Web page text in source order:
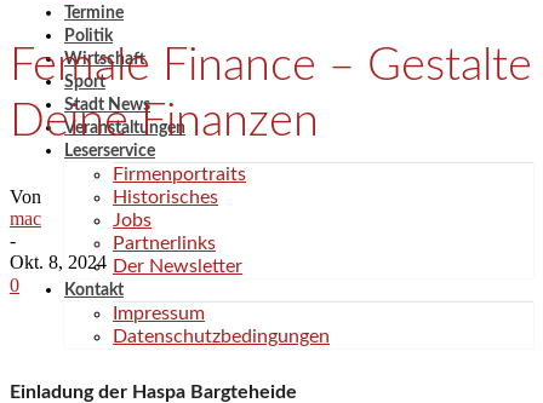
Termine
Politik
Wirtschaft
Sport
Stadt News
Veranstaltungen
Leserservice
Firmenportraits
Historisches
Jobs
Partnerlinks
Der Newsletter
Kontakt
Impressum
Datenschutzbedingungen
Female Finance – Gestalte
Deine Finanzen
Von
mac
-
Okt. 8, 2024
0
Einladung der Haspa Bargteheide